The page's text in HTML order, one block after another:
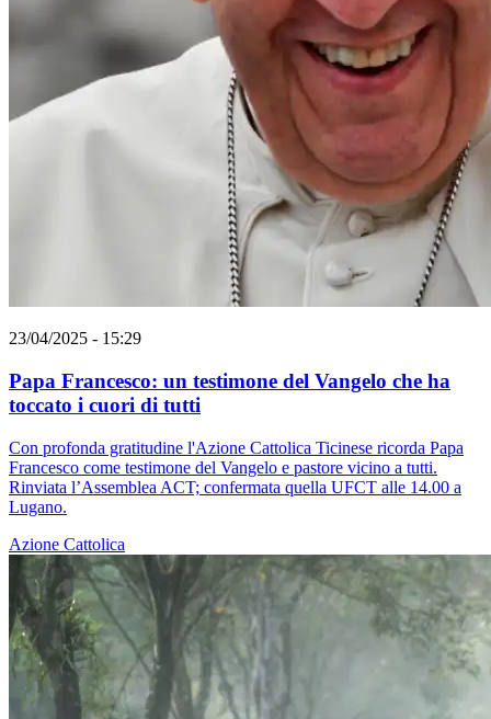
23/04/2025 - 15:29
Papa Francesco: un testimone del Vangelo che ha
toccato i cuori di tutti
Con profonda gratitudine l'Azione Cattolica Ticinese ricorda Papa
Francesco come testimone del Vangelo e pastore vicino a tutti.
Rinviata l’Assemblea ACT; confermata quella UFCT alle 14.00 a
Lugano.
Azione Cattolica